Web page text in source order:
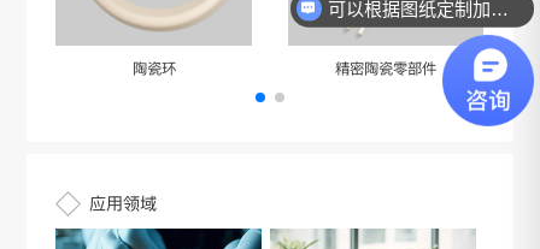
陶瓷环 精密陶瓷零部件
应用领域